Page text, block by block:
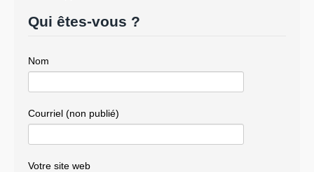
Qui êtes-vous ?
Nom
Courriel (non publié)
Votre site web